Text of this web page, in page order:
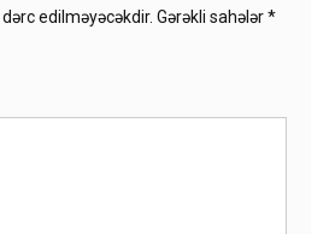
edilməyəcəkdir. Gərəkli sahələr*